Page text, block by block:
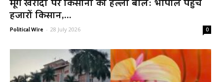
मूंग खरीदी पर किसानों का हल्ला बोल: भोपाल पहुंचे
हजारों किसान,...
Political Wire - 28 July 2026 0